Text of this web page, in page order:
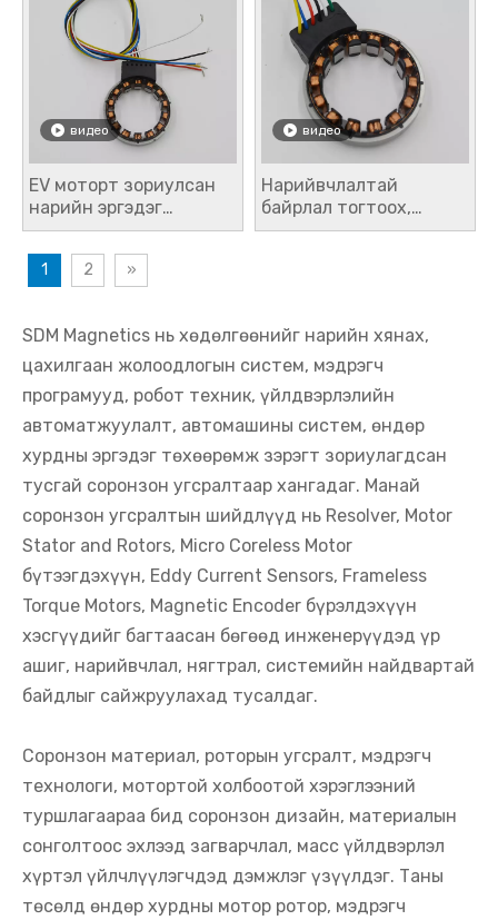
сайжруулдаг
видео
EV моторт зориулсан
нарийн эргэдэг
резолютор
видео
Нарийвчлалтай
байрлал тогтоох,
хөдөлгөөнийг
1 2 »
SDM Magnetics нь хөдөлгөөнийг нарийн хянах,
цахилгаан жолоодлогын систем, мэдрэгч
програмууд, робот техник, үйлдвэрлэлийн
автоматжуулалт, автомашины систем, өндөр
хурдны эргэдэг төхөөрөмж зэрэгт зориулагдсан
тусгай соронзон угсралтаар хангадаг. Манай
соронзон угсралтын шийдлүүд нь Resolver, Motor
Stator and Rotors, Micro Coreless Motor
бүтээгдэхүүн, Eddy Current Sensors, Frameless
Torque Motors, Magnetic Encoder бүрэлдэхүүн
хэсгүүдийг багтаасан бөгөөд инженерүүдэд үр
ашиг, нарийвчлал, нягтрал, системийн найдвартай
байдлыг сайжруулахад тусалдаг.
Соронзон материал, роторын угсралт, мэдрэгч
технологи, мотортой холбоотой хэрэглээний
туршлагаараа бид соронзон дизайн, материалын
сонголтоос эхлээд загварчлал, масс үйлдвэрлэл
хүртэл үйлчлүүлэгчдэд дэмжлэг үзүүлдэг. Таны
төсөлд өндөр хурдны мотор ротор, мэдрэгч